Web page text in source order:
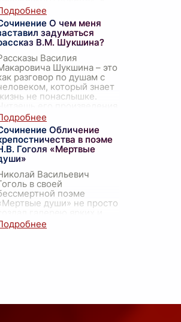
раз чувствую, как
то меняе ...
О чем меня
задуматься
В.М. Шукшина?
Василия
Шукшина – это
разговор по душам с
который знает
не понаслышке.
чувствуешь, что он
о самых простых
Обличение
в поэме
Гоголя «Мертвые
Васильевич
в своей
поэме
души» не просто
образов
Он представил